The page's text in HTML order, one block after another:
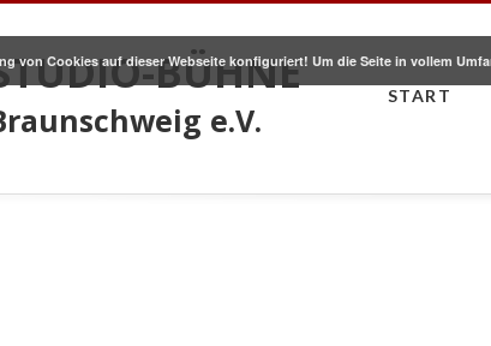
BÜHNE
e.V.
START
von Cookies auf dieser Webseite konfiguriert! Um die Seite in vollem